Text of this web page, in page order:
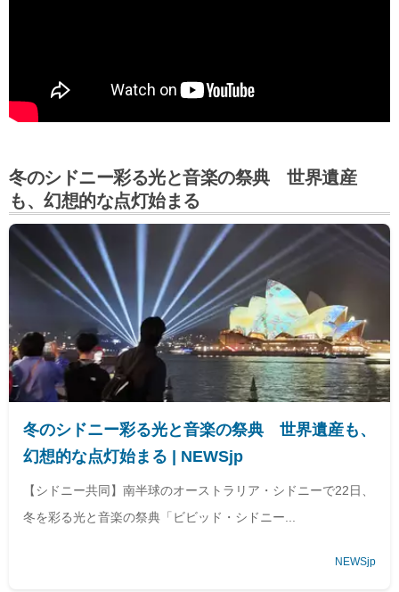
冬のシドニー彩る光と音楽の祭典 世界遺産
も、幻想的な点灯始まる
冬のシドニー彩る光と音楽の祭典 世界遺産も、
幻想的な点灯始まる | NEWSjp
【シドニー共同】南半球のオーストラリア・シドニーで22日、
冬を彩る光と音楽の祭典「ビビッド・シドニー...
NEWSjp